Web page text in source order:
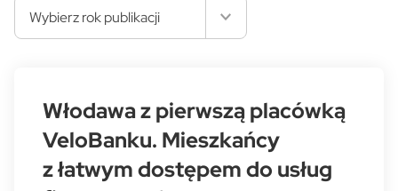
Wybierz rok publikacji
Włodawa z pierwszą placówką
VeloBanku. Mieszkańcy
z łatwym dostępem do usług